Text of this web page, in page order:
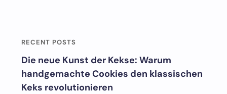
RECENT POSTS
Die neue Kunst der Kekse: Warum
handgemachte Cookies den klassischen
Keks revolutionieren